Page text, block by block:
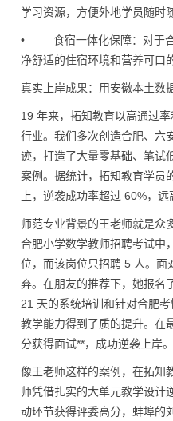
学习资源，方便外地学员随时
• 食宿一体化保障：对于合
净舒适的住宿环境和营养可口
真实上岸成果：用安徽本土数
19 年来，拓知教育以高通过
行业。我们多次创造合肥、六
迹，打造了大量零基础、笔试
案例。据统计，拓知教育学员
上，逆袭成功率超过 60%，远
师范专业背景的王老师就是众
合肥小学数学教师招聘考试中
位，而该岗位只招聘 5 人。面
弃。在朋友的推荐下，她报名
21 天的系统培训和针对合肥
教学能力得到了质的提升。在
分获得面试**，成功逆袭上岸。
像王老师这样的案例，在拓知
师凭借扎实的大单元教学设计
动环节获得评委高分，蚌埠的